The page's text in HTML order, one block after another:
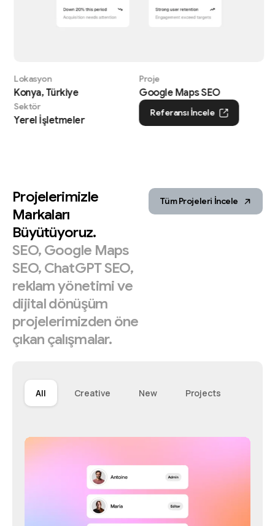
Lokasyon
Konya, Türkiye
Proje
Google Maps SEO
Sektör
Yerel İşletmeler
Referansı İncele
Projelerimizle
Markaları
Büyütüyoruz.
SEO, Google Maps
SEO, ChatGPTSEO,
reklamyönetimive
dijitaldönüşüm
projelerimizden öne
çıkan çalışmalar.
Tüm Projeleri İncele
All Creative New Projects